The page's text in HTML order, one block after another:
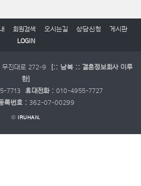
회원검색 오시는길 상담신청
게시판
LOGIN
무진대로 272-9
[:: 남북 :: 결혼정보회사 이루
한]
7713 휴대전화 : 010-4955-7727
록번호 : 362-07-00299
© IRUHAN.